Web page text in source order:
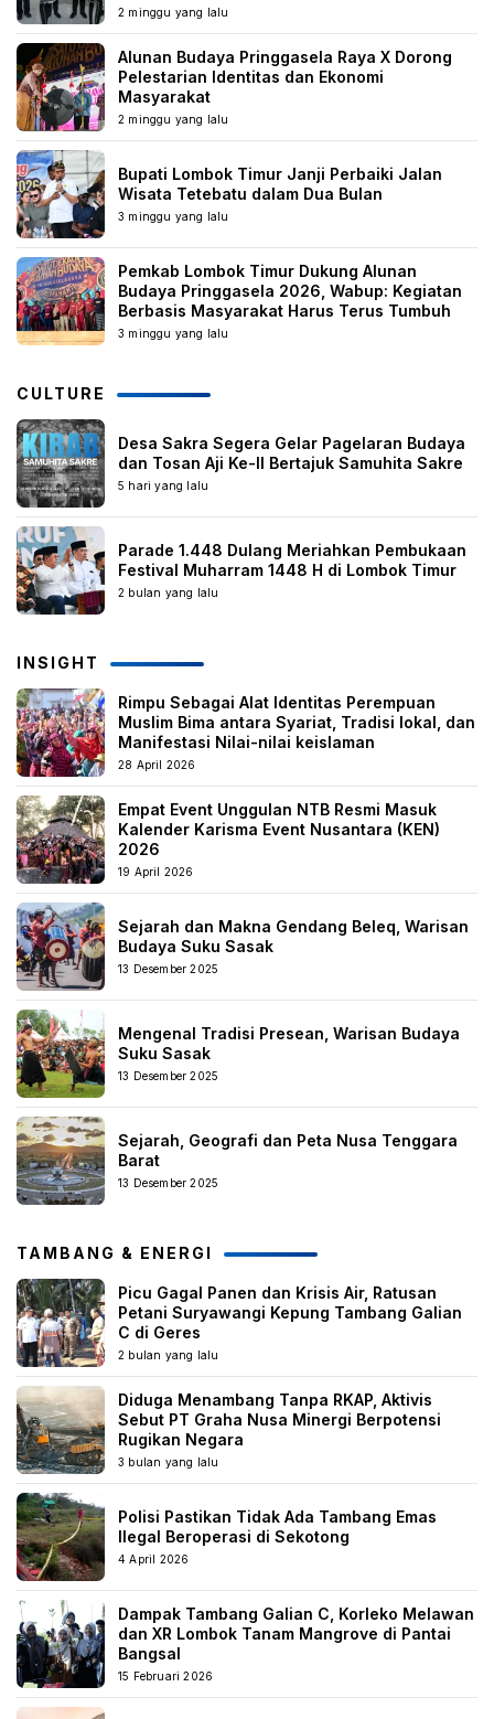
2 minggu yang lalu
Alunan Budaya Pringgasela Raya X Dorong
Pelestarian Identitas dan Ekonomi
Masyarakat
2 minggu yang lalu
Bupati Lombok Timur Janji Perbaiki Jalan
Wisata Tetebatu dalam Dua Bulan
3 minggu yang lalu
Pemkab Lombok Timur Dukung Alunan
Budaya Pringgasela 2026, Wabup: Kegiatan
Berbasis Masyarakat Harus Terus Tumbuh
3 minggu yang lalu
CULTURE
Desa Sakra Segera Gelar Pagelaran Budaya
dan Tosan Aji Ke-II Bertajuk Samuhita Sakre
5 hari yang lalu
Parade 1.448 Dulang Meriahkan Pembukaan
Festival Muharram 1448 H di Lombok Timur
2 bulan yang lalu
INSIGHT
Rimpu Sebagai Alat Identitas Perempuan
Muslim Bima antara Syariat, Tradisi lokal, dan
Manifestasi Nilai-nilai keislaman
28 April 2026
Empat Event Unggulan NTB Resmi Masuk
Kalender Karisma Event Nusantara (KEN)
2026
19 April 2026
Sejarah dan Makna Gendang Beleq, Warisan
Budaya Suku Sasak
13 Desember 2025
Mengenal Tradisi Presean, Warisan Budaya
Suku Sasak
13 Desember 2025
Sejarah, Geografi dan Peta Nusa Tenggara
Barat
13 Desember 2025
TAMBANG & ENERGI
Picu Gagal Panen dan Krisis Air, Ratusan
Petani Suryawangi Kepung Tambang Galian
C di Geres
2 bulan yang lalu
Diduga Menambang Tanpa RKAP, Aktivis
Sebut PT Graha Nusa Minergi Berpotensi
Rugikan Negara
3 bulan yang lalu
Polisi Pastikan Tidak Ada Tambang Emas
Ilegal Beroperasi di Sekotong
4 April 2026
Dampak Tambang Galian C, Korleko Melawan
dan XR Lombok Tanam Mangrove di Pantai
Bangsal
15 Februari 2026